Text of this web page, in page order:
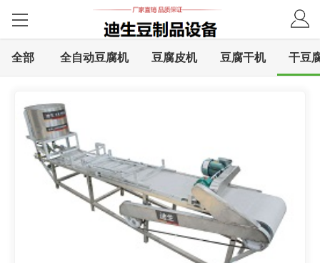
全部 全自动豆腐机 豆腐皮机 豆腐干机 干豆